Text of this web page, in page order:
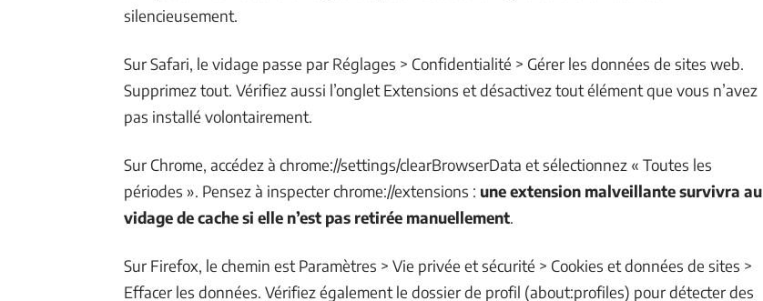
silencieusement.
Sur Safari, le vidage passe par Réglages > Confidentialité > Gérer les données de sites web.
Supprimez tout. Vérifiez aussi l’onglet Extensions et désactivez tout élément que vous n’avez
pas installé volontairement.
Sur Chrome, accédez à chrome://settings/clearBrowserData et sélectionnez « Toutes les
périodes ». Pensez à inspecter chrome://extensions : une extension malveillante survivra au
vidage de cache si elle n’est pas retirée manuellement.
Sur Firefox, le chemin est Paramètres > Vie privée et sécurité > Cookies et données de sites >
Effacer les données. Vérifiez également le dossier de profil (about:profiles) pour détecter des